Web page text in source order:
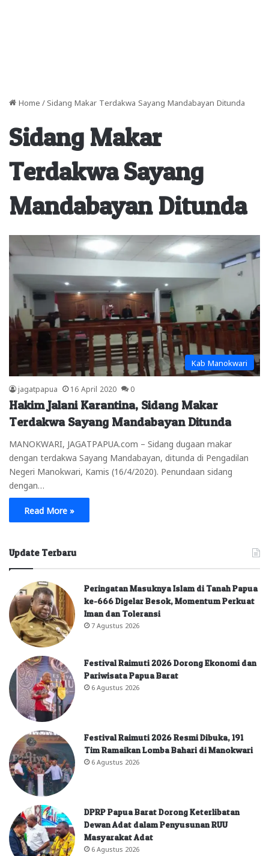
Home / Sidang Makar Terdakwa Sayang Mandabayan Ditunda
Sidang Makar
Terdakwa Sayang
Mandabayan Ditunda
Kab Manokwari
jagatpapua 16 April 2020 0
Hakim Jalani Karantina, Sidang Makar
Terdakwa Sayang Mandabayan Ditunda
MANOKWARI, JAGATPAPUA.com – Sidang dugaan makar
dengan terdakwa Sayang Mandabayan, ditunda di Pengadilan
Negeri Manokwari, Kamis (16/4/2020). Penundaan sidang
dengan…
Read More »
Update Terbaru
Peringatan Masuknya Islam di Tanah Papua
ke-666 Digelar Besok, Momentum Perkuat
Iman dan Toleransi
7 Agustus 2026
Festival Raimuti 2026 Dorong Ekonomi dan
Pariwisata Papua Barat
6 Agustus 2026
Festival Raimuti 2026 Resmi Dibuka, 191
Tim Ramaikan Lomba Bahari di Manokwari
6 Agustus 2026
DPRP Papua Barat Dorong Keterlibatan
Dewan Adat dalam Penyusunan RUU
Masyarakat Adat
6 Agustus 2026